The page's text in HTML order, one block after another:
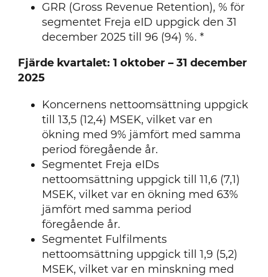
GRR (Gross Revenue Retention), % för
segmentet Freja eID uppgick den 31
december 2025 till 96 (94) %. *
Fjärde kvartalet: 1 oktober – 31 december
2025
Koncernens nettoomsättning uppgick
till 13,5 (12,4) MSEK, vilket var en
ökning med 9% jämfört med samma
period föregående år.
Segmentet Freja eIDs
nettoomsättning uppgick till 11,6 (7,1)
MSEK, vilket var en ökning med 63%
jämfört med samma period
föregående år.
Segmentet Fulfilments
nettoomsättning uppgick till 1,9 (5,2)
MSEK, vilket var en minskning med